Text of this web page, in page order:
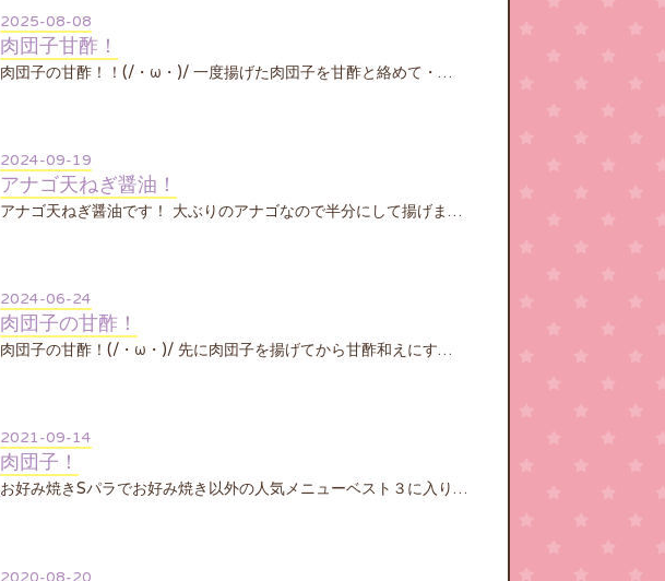
2025-08-08
肉団子甘酢！
肉団子の甘酢！！(/・ω・)/ 一度揚げた肉団子を甘酢と絡めて・…
2024-09-19
アナゴ天ねぎ醤油！
アナゴ天ねぎ醤油です！ 大ぶりのアナゴなので半分にして揚げま…
2024-06-24
肉団子の甘酢！
肉団子の甘酢！(/・ω・)/ 先に肉団子を揚げてから甘酢和えにす…
2021-09-14
肉団子！
お好み焼きSパラでお好み焼き以外の人気メニューベスト３に入り…
2020-08-20